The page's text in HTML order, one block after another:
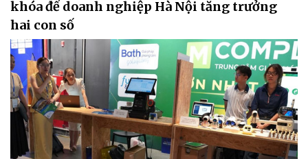
khóa để doanh nghiệp Hà Nội tăng trưởng
hai con số